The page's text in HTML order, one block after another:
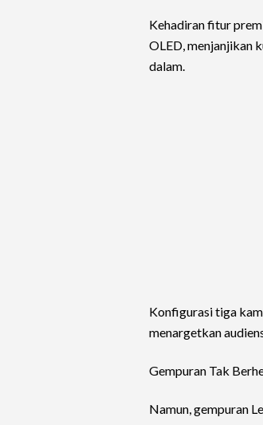
Kehadiran fitur
OLED, menjanjikan
dalam.
Konfigurasi tiga
menargetkan
Gempuran Tak
Namun, gempuran